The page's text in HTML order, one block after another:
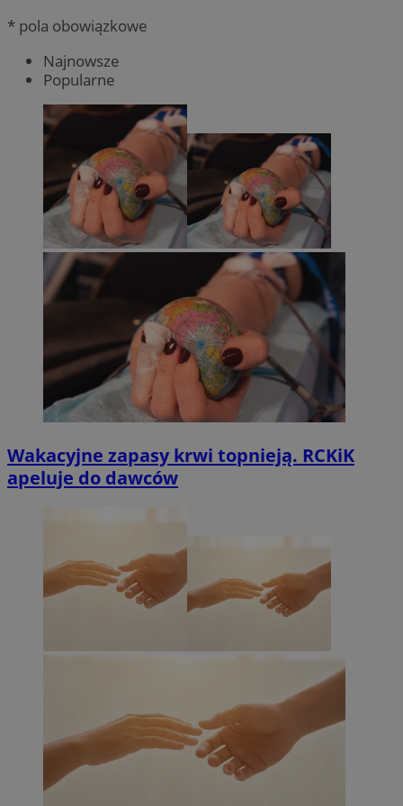
* pola obowiązkowe
Najnowsze
Popularne
Wakacyjne zapasy krwi topnieją. RCKiK
apeluje do dawców